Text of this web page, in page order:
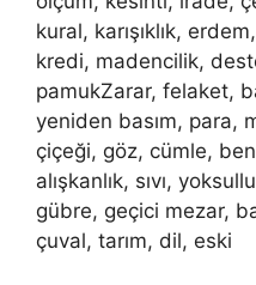
kural, karışıklık,
kredi, madencilik,
pamukZarar, felaket,
yeniden basım, para,
çiçeği, göz, cümle,
alışkanlık, sıvı,
gübre, geçici mezar,
çuval, tarım, dil, eski